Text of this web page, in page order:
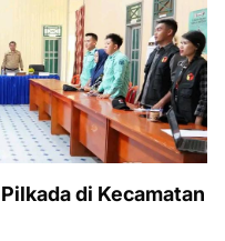
di Kecamatan